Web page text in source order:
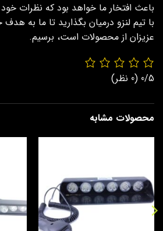
باعث افتخار ما خواهد بود که نظرات
با تیم لنزو درمیان بگذارید تا ما به
عزیزان از محصولات است، برسیم.
0/5 (0 نظر)
محصولات مشابه